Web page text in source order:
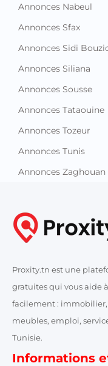
Annonces Nabeul
Annonces Sfax
Annonces Sidi
Annonces Siliana
Annonces Sousse
Annonces Tataouine
Annonces Tozeur
Annonces Tunis
Annonces Zaghouan
Proxity.tn est une
gratuites qui vous aide
facilement :
meubles, emploi,
Tunisie.
Informations